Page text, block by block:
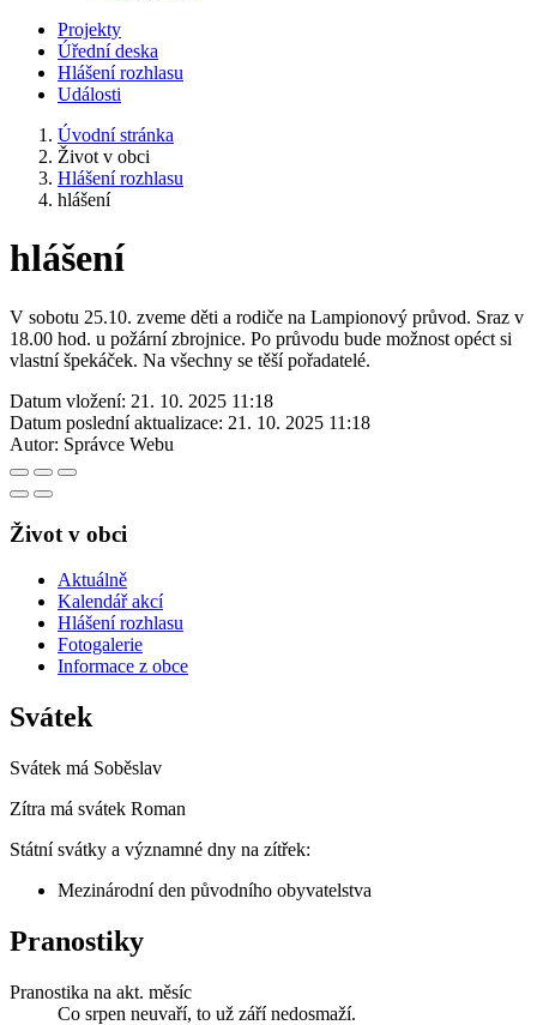
Projekty
Úřední deska
Hlášení rozhlasu
Události
Úvodní stránka
Život v obci
Hlášení rozhlasu
hlášení
hlášení
V sobotu 25.10. zveme děti a rodiče na Lampionový průvod. Sraz v
18.00 hod. u požární zbrojnice. Po průvodu bude možnost opéct si
vlastní špekáček. Na všechny se těší pořadatelé.
Datum vložení: 21. 10. 2025 11:18
Datum poslední aktualizace: 21. 10. 2025 11:18
Autor: Správce Webu
Život v obci
Aktuálně
Kalendář akcí
Hlášení rozhlasu
Fotogalerie
Informace z obce
Svátek
Svátek má Soběslav
Zítra má svátek Roman
Státní svátky a významné dny na zítřek:
Mezinárodní den původního obyvatelstva
Pranostiky
Pranostika na akt. měsíc
Co srpen neuvaří, to už září nedosmaží.